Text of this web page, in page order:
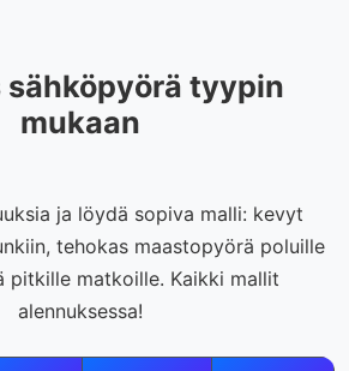
sähköpyörä tyypin
mukaan
ja löydä sopiva malli: kevyt
tehokas maastopyörä poluille
pitkille matkoille. Kaikki mallit
alennuksessa!